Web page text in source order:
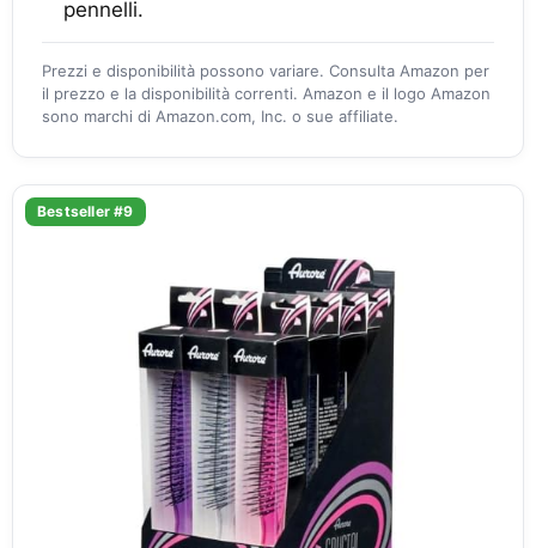
pennelli.
Prezzi e disponibilità possono variare. Consulta Amazon per
il prezzo e la disponibilità correnti. Amazon e il logo Amazon
sono marchi di Amazon.com, Inc. o sue affiliate.
Bestseller #9